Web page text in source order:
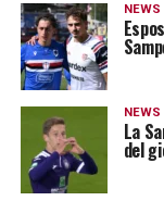
Classifica
2022/23: la
Roma 42
NEWS
NEWS
La
del